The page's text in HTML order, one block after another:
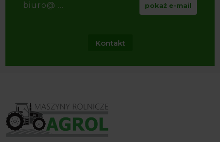
biuro@ ... pokaż e-mail
Kontakt